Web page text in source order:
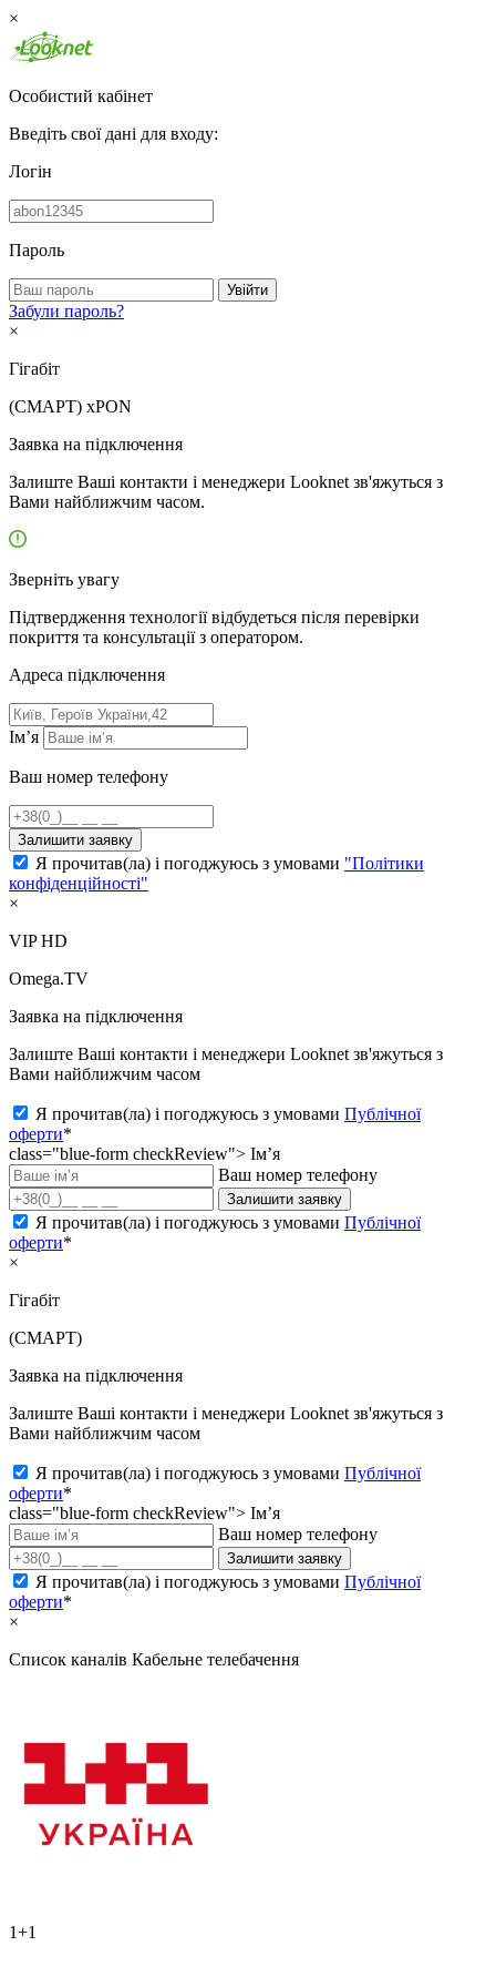
×
Особистий кабінет
Введіть свої дані для входу:
Логін
Пароль
Увійти
Забули пароль?
×
Гігабіт
(СМАРТ) xPON
Заявка на підключення
Залиште Ваші контакти і менеджери Looknet зв'яжуться з
Вами найближчим часом.
Зверніть увагу
Підтвердження технології відбудеться після перевірки
покриття та консультації з оператором.
Адресa підключення
Ім’я
Ваш номер телефону
Залишити заявку
Я прочитав(ла) і погоджуюсь з умовами "Політики
конфіденційності"
×
VIP HD
Omega.TV
Заявка на підключення
Залиште Ваші контакти і менеджери Looknet зв'яжуться з
Вами найближчим часом
Я прочитав(ла) і погоджуюсь з умовами Публічної
оферти*
class="blue-form checkReview"> Ім’я
Ваш номер телефону
Залишити заявку
Я прочитав(ла) і погоджуюсь з умовами Публічної
оферти*
×
Гігабіт
(СМАРТ)
Заявка на підключення
Залиште Ваші контакти і менеджери Looknet зв'яжуться з
Вами найближчим часом
Я прочитав(ла) і погоджуюсь з умовами Публічної
оферти*
class="blue-form checkReview"> Ім’я
Ваш номер телефону
Залишити заявку
Я прочитав(ла) і погоджуюсь з умовами Публічної
оферти*
×
Список каналів Кабельне телебачення
1+1